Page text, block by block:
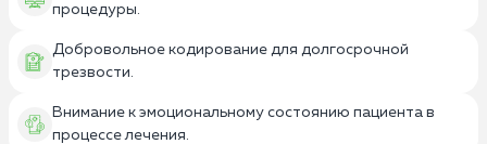
процедуры.
Добровольное кодирование для долгосрочной
трезвости.
Внимание к эмоциональному состоянию пациента в
процессе лечения.